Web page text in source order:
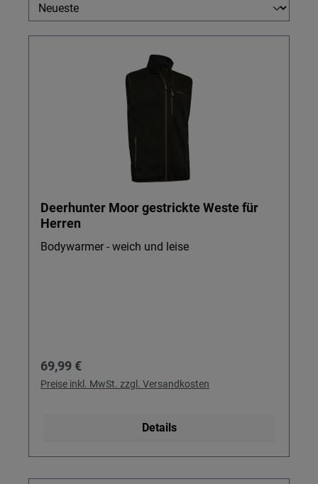
Deerhunter Moor gestrickte Weste für
Herren
Bodywarmer - weich und leise
Regulärer Preis:
69,99 €
Preise inkl. MwSt. zzgl. Versandkosten
Details